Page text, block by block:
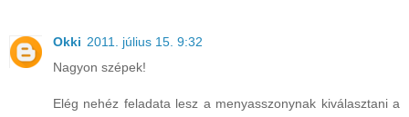
Okki 2011. július 15. 9:32
Nagyon szépek!
Elég nehéz feladata lesz a menyasszonynak kiválasztani a